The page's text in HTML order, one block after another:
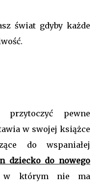
świat gdyby każde
przytoczyć pewne
w swojej książce
do wspaniałej
dziecko do nowego
w którym nie ma